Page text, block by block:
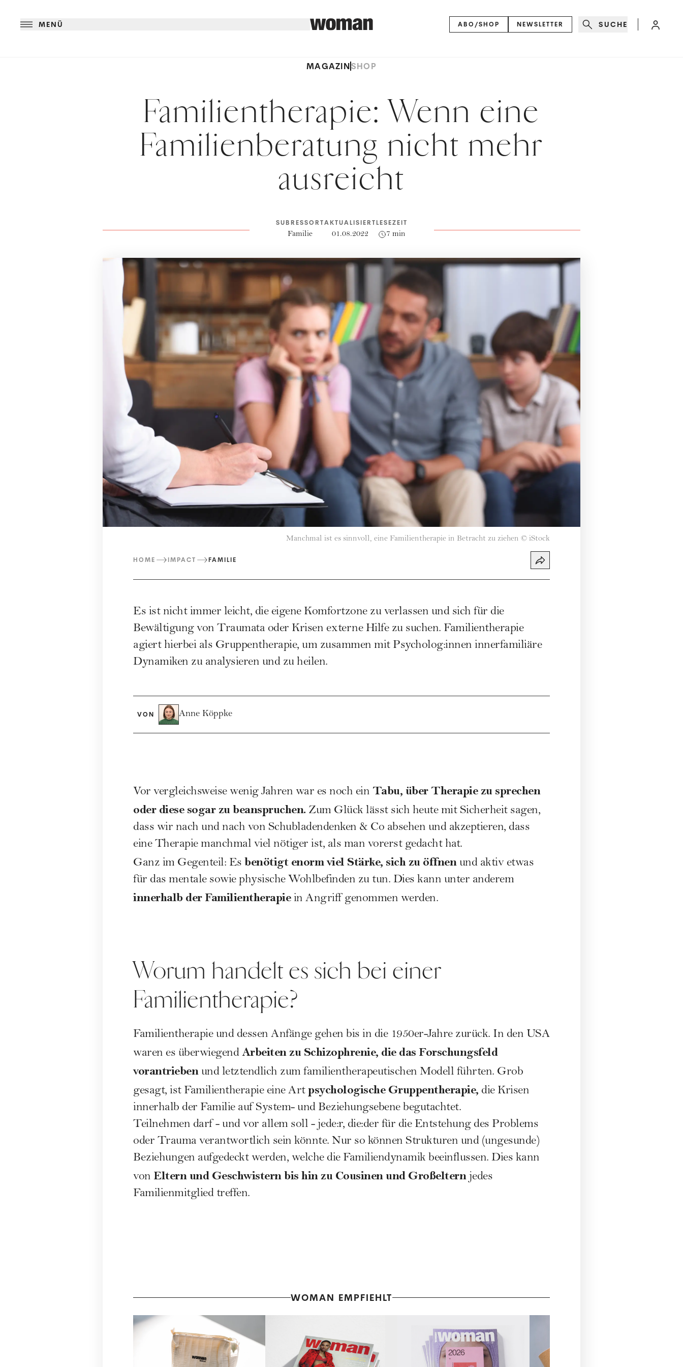
MENÜ ABO/SHOP NEWSLETTER SUCHE
MAGAZINSHOP
Familientherapie: Wenn eine
Familienberatung nicht mehr
ausreicht
SUBRESSORT
Familie
AKTUALISIERT
01.08.2022
LESEZEIT
7 min
Manchmal ist es sinnvoll, eine Familientherapie in Betracht zu ziehen © iStock
HOME IMPACT FAMILIE
Es ist nicht immer leicht, die eigene Komfortzone zu verlassen und sich für die
Bewältigung von Traumata oder Krisen externe Hilfe zu suchen. Familientherapie
agiert hierbei als Gruppentherapie, um zusammen mit Psycholog:innen innerfamiliäre
Dynamiken zu analysieren und zu heilen.
VON Anne Köppke
Vor vergleichsweise wenig Jahren war es noch ein Tabu, über Therapie zu sprechen
oder diese sogar zu beanspruchen.Zum Glück lässt sich heute mit Sicherheit sagen,
dass wir nach und nach von Schubladendenken & Co absehen und akzeptieren, dass
eine Therapie manchmal viel nötiger ist, als man vorerst gedacht hat.
Ganz im Gegenteil: Es benötigt enorm viel Stärke, sich zu öffnenund aktiv etwas
für das mentale sowie physische Wohlbefinden zu tun. Dies kann unter anderem
innerhalb der Familientherapiein Angriff genommen werden.
Worum handelt es sich bei einer
Familientherapie?
Familientherapie und dessen Anfänge gehen bis in die 1950er-Jahre zurück. In den USA
waren es überwiegend Arbeiten zu Schizophrenie, die das Forschungsfeld
vorantriebenund letztendlich zum familientherapeutischen Modell führten. Grob
gesagt, ist Familientherapie eine Art psychologische Gruppentherapie, die Krisen
innerhalb der Familie auf System- und Beziehungsebene begutachtet.
Teilnehmen darf - und vor allem soll - jede:r, die:der für die Entstehung des Problems
oder Trauma verantwortlich sein könnte. Nur so können Strukturen und (ungesunde)
Beziehungen aufgedeckt werden, welche die Familiendynamik beeinflussen. Dies kann
von Eltern und Geschwistern bis hin zu Cousinen und Großelternjedes
Familienmitglied treffen.
WOMAN EMPFIEHLT